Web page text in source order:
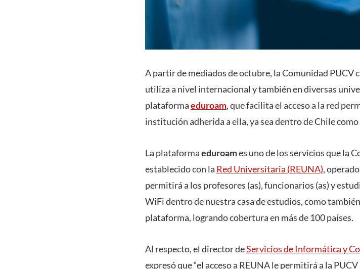
A partir de mediados de octubre, la Comunidad PUCV
utiliza a nivel internacional y también en diversas
plataformaeduroam, que facilita el acceso a la red
institución adherida a ella, ya sea dentro de Chile
La plataformaeduroames uno de los servicios que la
establecido con la Red Universitaria (REUNA),
permitirá a los profesores (as), funcionarios (as) y
WiFi dentro de nuestra casa de estudios, como
plataforma, logrando cobertura en más de 100 países.
Al respecto, el director deServicios de Informática y
expresó que “el acceso a REUNA le permitirá a la